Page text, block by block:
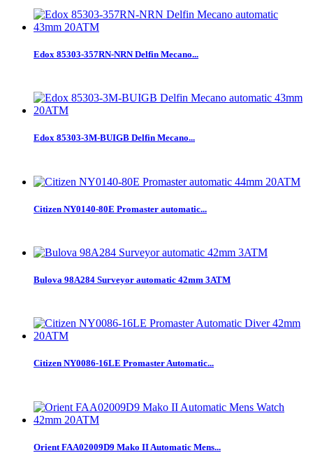
Edox 85303-357RN-NRN Delfin Mecano...
Edox 85303-3M-BUIGB Delfin Mecano...
Citizen NY0140-80E Promaster automatic...
Bulova 98A284 Surveyor automatic 42mm 3ATM
Citizen NY0086-16LE Promaster Automatic...
Orient FAA02009D9 Mako II Automatic Mens...